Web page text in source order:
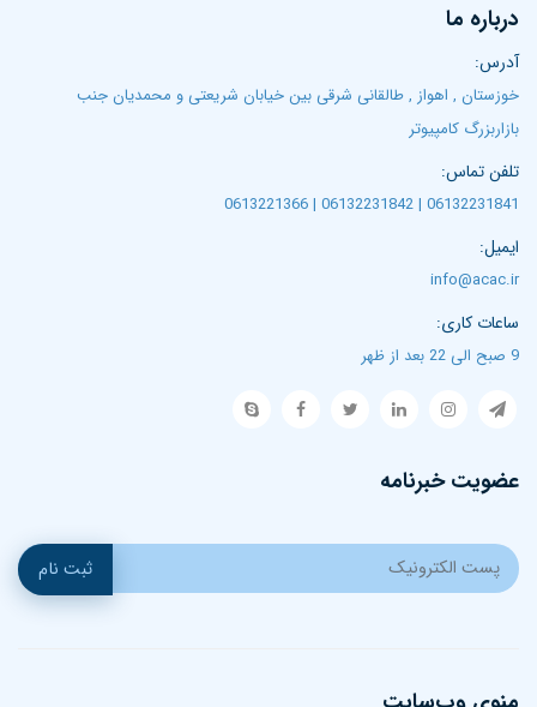
درباره ما
آدرس:
خوزستان , اهواز , طالقانی شرقی بین خیابان شریعتی و محمدیان جنب
بازاربزرگ کامپیوتر
تلفن تماس:
06132231841 | 06132231842 | 0613221366
ایمیل:
info@acac.ir
ساعات کاری:
9 صبح الی 22 بعد از ظهر
عضویت خبرنامه
ثبت نام